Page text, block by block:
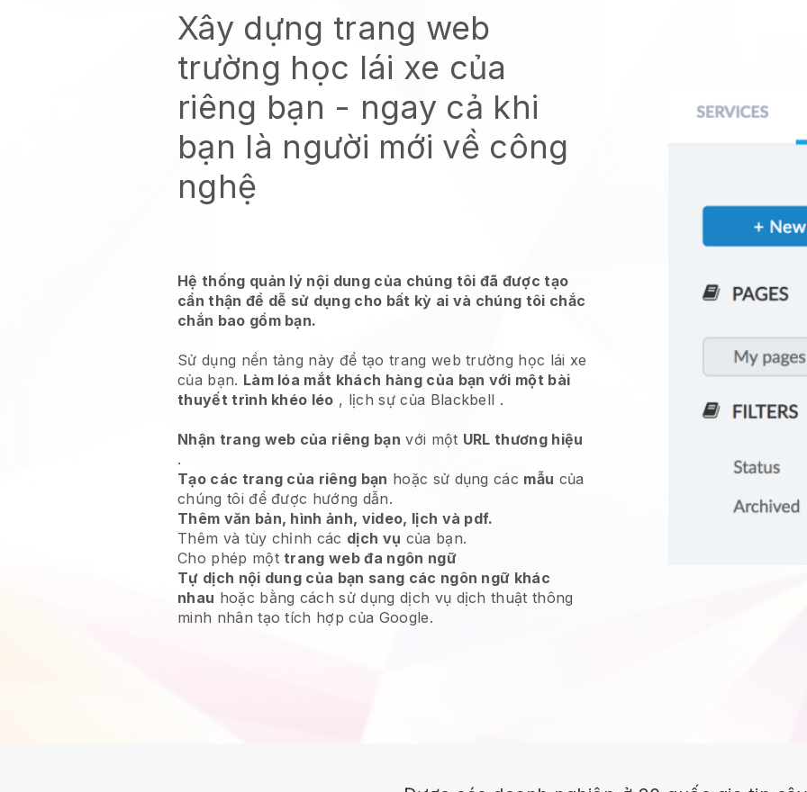
Xây dựng trang web
trường học lái xe của
riêng bạn - ngay cả khi
bạn là người mới về công
nghệ
Hệ thống quản lý nội dung của chúng tôi đã được tạo
cẩn thận để dễ sử dụng cho bất kỳ ai và chúng tôi chắc
chắn bao gồm bạn.
Sử dụng nền tảng này để tạo trang web trường học lái xe
của bạn. Làm lóa mắt khách hàng của bạn với một bài
thuyết trình khéo léo , lịch sự của Blackbell .
Nhận trang web của riêng bạn với một URL thương hiệu
.
Tạo các trang của riêng bạn hoặc sử dụng các mẫu của
chúng tôi để được hướng dẫn.
Thêm văn bản, hình ảnh, video, lịch và pdf.
Thêm và tùy chỉnh các dịch vụ của bạn.
Cho phép mộttrang web đa ngôn ngữ
Tự dịch nội dung của bạn sang các ngôn ngữ khác
nhau hoặc bằng cách sử dụng dịch vụ dịch thuật thông
minh nhân tạo tích hợp của Google.